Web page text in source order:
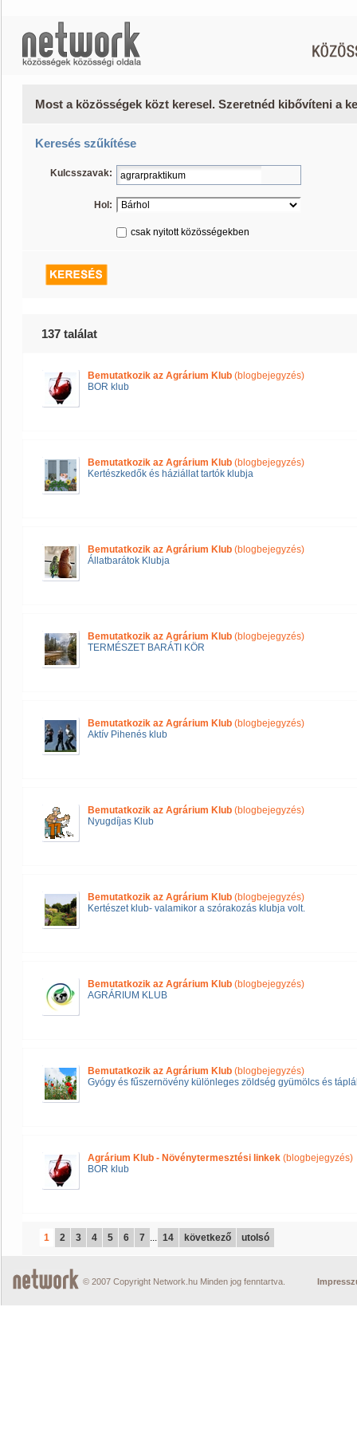
Most a közösségek közt keresel. Szeretnéd kibővíteni a
Keresés szűkítése
Kulcsszavak:
Hol:
csak nyitott közösségekben
137 találat
Bemutatkozik az Agrárium Klub (blogbejegyzés)
BOR klub
Bemutatkozik az Agrárium Klub (blogbejegyzés)
Kertészkedők és háziállat tartók klubja
Bemutatkozik az Agrárium Klub (blogbejegyzés)
Állatbarátok Klubja
Bemutatkozik az Agrárium Klub (blogbejegyzés)
TERMÉSZET BARÁTI KÖR
Bemutatkozik az Agrárium Klub (blogbejegyzés)
Aktív Pihenés klub
Bemutatkozik az Agrárium Klub (blogbejegyzés)
Nyugdíjas Klub
Bemutatkozik az Agrárium Klub (blogbejegyzés)
Kertészet klub- valamikor a szórakozás klubja volt.
Bemutatkozik az Agrárium Klub (blogbejegyzés)
AGRÁRIUM KLUB
Bemutatkozik az Agrárium Klub (blogbejegyzés)
Gyógy és fűszernövény különleges zöldség gyümölcs és
Agrárium Klub - Növénytermesztési linkek (blogbejegyzés)
BOR klub
1 2 3 4 5 6 7 ... 14 következő utolsó
© 2007 Copyright Network.hu Minden jog fenntartva.